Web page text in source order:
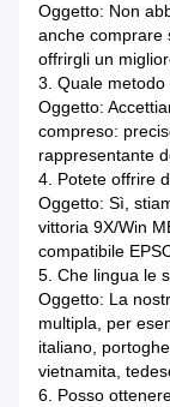
Oggetto: Non
anche comprare
offrirgli un
3. Quale
Oggetto:
compreso:
rappresentante
4. Potete offrire
Oggetto: Sì,
vittoria 9X/Win
compatibile
5. Che lingua le
Oggetto: La
multipla, per
italiano,
vietnamita,
6. Posso